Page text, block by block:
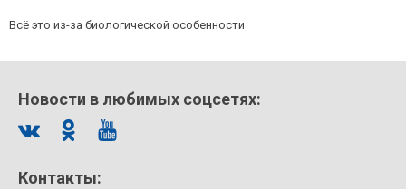
Всё это из-за биологической особенности
Новости в любимых соцсетях:
Контакты: